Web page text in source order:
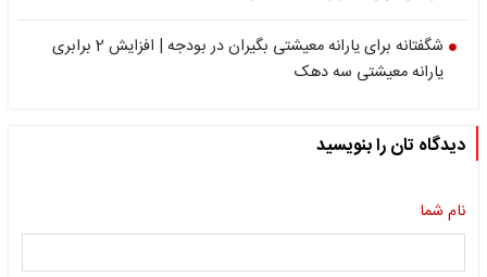
شگفتانه برای یارانه معیشتی بگیران در بودجه | افزایش 2 برابری
یارانه معیشتی سه دهک
دیدگاه تان را بنویسید
نام شما